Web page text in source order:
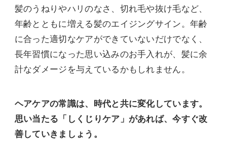
髪のうねりやハリのなさ、切れ毛や抜け毛など、
年齢とともに増える髪のエイジングサイン。年齢
に合った適切なケアができていないだけでなく、
長年習慣になった思い込みのお手入れが、髪に余
計なダメージを与えているかもしれません。
ヘアケアの常識は、時代と共に変化しています。
思い当たる「しくじりケア」があれば、今すぐ改
善していきましょう。